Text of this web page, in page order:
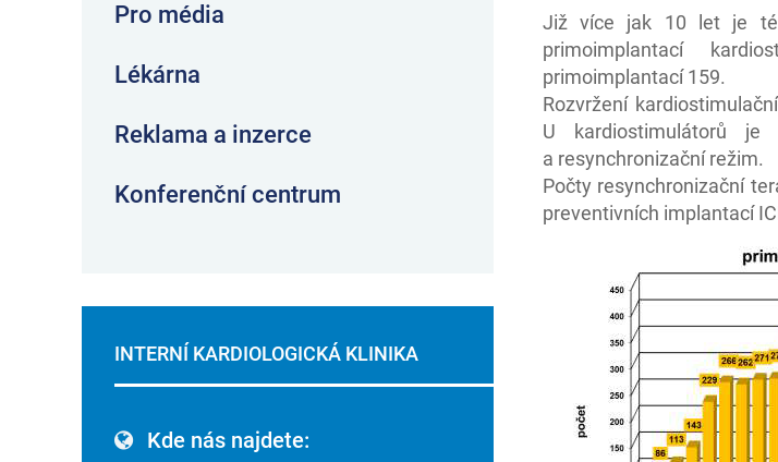
Již více jak 10 let je
primoimplantací
primoimplantací 159.
Rozvržení
U kardiostimulátorů
a resynchronizační režim.
Počty resynchronizační
preventivních implantací
Pro média
Lékárna
Reklama a inzerce
Konferenční centrum
INTERNÍ KARDIOLOGICKÁ KLINIKA
Kde nás najdete: